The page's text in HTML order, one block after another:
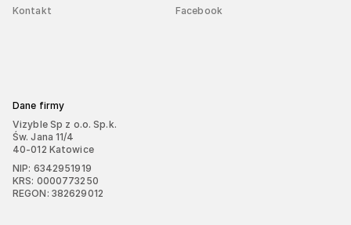
Kontakt Facebook
Dane firmy
Vizyble Sp z o.o. Sp.k.
Św. Jana 11/4
40-012 Katowice
NIP: 6342951919
KRS: 0000773250
REGON: 382629012